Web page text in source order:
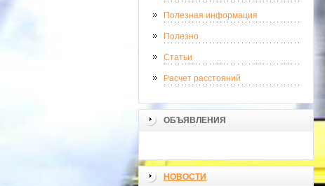
Полезная информация
Полезно
Статьи
Расчет расстояний
ОБЪЯВЛЕНИЯ
НОВОСТИ